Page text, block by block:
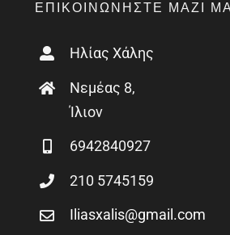
ΕΠΙΚΟΙΝΩΝΉΣΤΕ ΜΑΖΊ
Ηλίας Χάλης
Νεμέας 8,
Ίλιον
6942840927
210 5745159
Iliasxalis@gmail.com